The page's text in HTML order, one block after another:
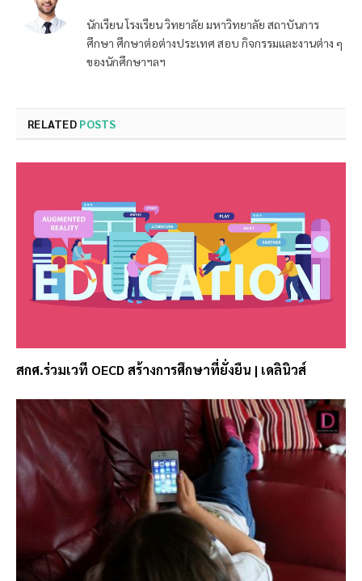
นักเรียน โรงเรียน วิทยาลัย มหาวิทยาลัย สถาบันการ
ศึกษา ศึกษาต่อต่างประเทศ สอบ กิจกรรมและงานต่าง ๆ
ของนักศึกษาฯลฯ
RELATED POSTS
สกศ.ร่วมเวที OECD สร้างการศึกษาที่ยั่งยืน | เดลินิวส์